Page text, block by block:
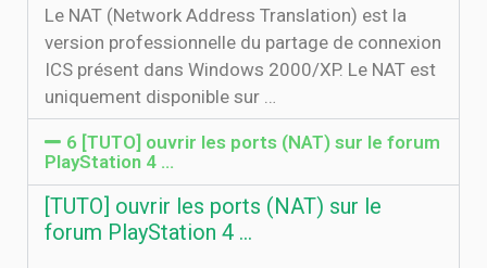
Le NAT (Network Address Translation) est la
version professionnelle du partage de connexion
ICS présent dans Windows 2000/XP. Le NAT est
uniquement disponible sur …
6 [TUTO] ouvrir les ports (NAT) sur le forum
PlayStation 4 ...
[TUTO] ouvrir les ports (NAT) sur le
forum PlayStation 4 ...